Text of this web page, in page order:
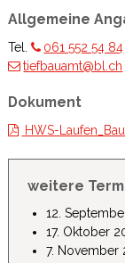
Allgemeine
Tel.
061 552 54 84
tiefbauamt@bl.ch
Dokument
HWS-
weitere
12.
17. Oktober
7. November